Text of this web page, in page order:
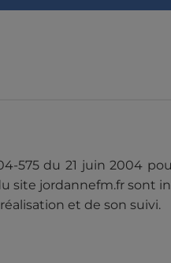
575 du 21 juin 2004
site jordannefm.fr sont
et de son suivi.